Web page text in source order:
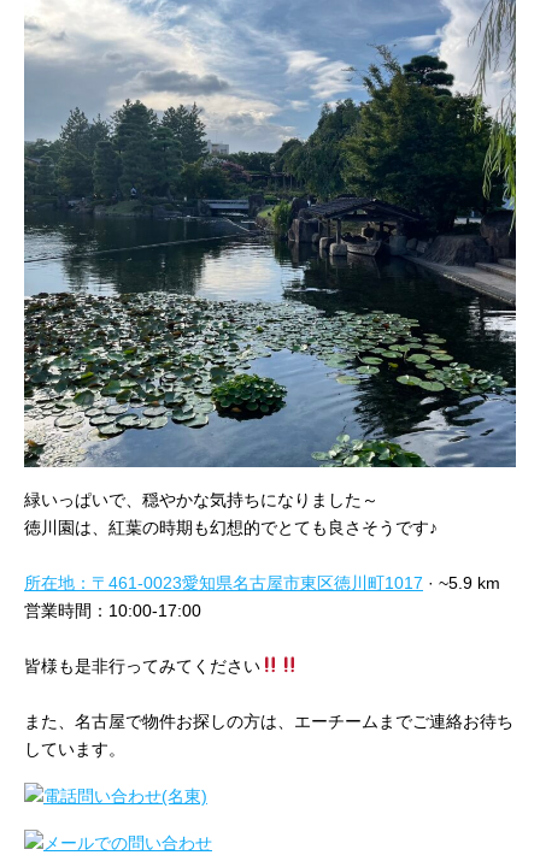
緑いっぱいで、穏やかな気持ちになりました～
徳川園は、紅葉の時期も幻想的でとても良さそうです♪
所在地：〒461-0023愛知県名古屋市東区徳川町1017 · ~5.9 km
営業時間：10:00-17:00
皆様も是非行ってみてください
また、名古屋で物件お探しの方は、エーチームまでご連絡お待ち
しています。